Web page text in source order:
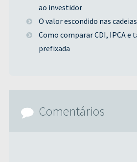
ao investidor
O valor escondido nas
Como comparar CDI, IPCA e
prefixada
Comentários